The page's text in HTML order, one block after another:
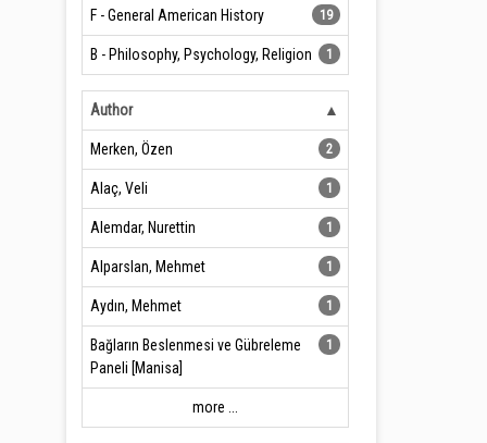
F - General American History 19
B - Philosophy, Psychology, Religion 1
Author
Merken, Özen 2
Alaç, Veli 1
Alemdar, Nurettin 1
Alparslan, Mehmet 1
Aydın, Mehmet 1
Bağların Beslenmesi ve Gübreleme
Paneli [Manisa]
1
more ...